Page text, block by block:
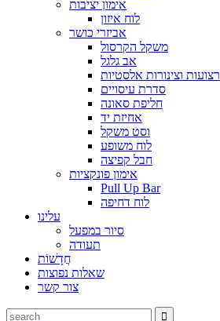
אימון יציבות
לוח איזון
אביזרי כושר
משקל הקרסול
אב גלגל
רצועות וצינורות אלסטיות
סדרת עיסויים
חליפת סאונה
אחיזת יד
וסט משקל
לוח משופע
חבל קפיצה
אימון פונקציות
Pull Up Bar
לוח דחיפה
עלינו
סיור במפעל
תעודה
חֲדָשׁוֹת
שאלות נפוצות
צור קשר